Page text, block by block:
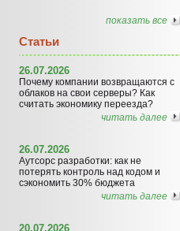
показать все
Статьи
26.07.2026
Почему компании возвращаются с
облаков на свои серверы? Как
считать экономику переезда?
читать далее
26.07.2026
Аутсорс разработки: как не
потерять контроль над кодом и
сэкономить 30% бюджета
читать далее
20.07.2026